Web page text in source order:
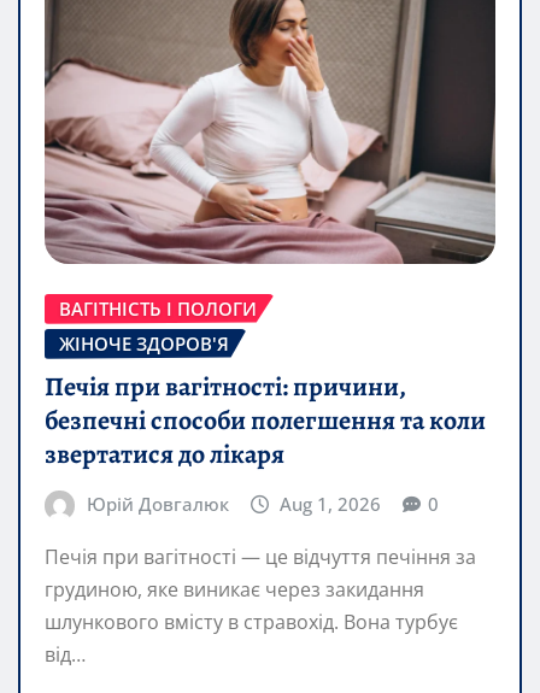
ВАГІТНІСТЬ І ПОЛОГИ
ЖІНОЧЕ ЗДОРОВ'Я
Печія при вагітності: причини,
безпечні способи полегшення та коли
звертатися до лікаря
Юрій Довгалюк Aug 1, 2026 0
Печія при вагітності — це відчуття печіння за
грудиною, яке виникає через закидання
шлункового вмісту в стравохід. Вона турбує
від…